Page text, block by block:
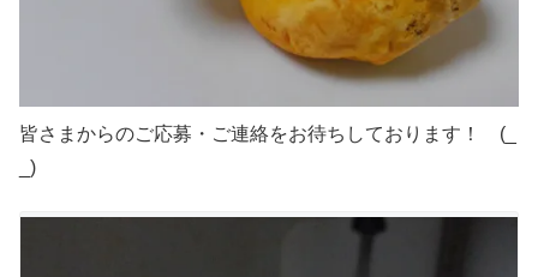
皆さまからのご応募・ご連絡をお待ちしております！ (_
_)